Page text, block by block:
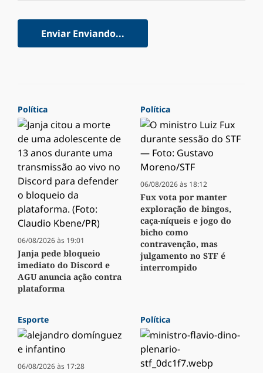
Enviar Enviando...
Política
06/08/2026 às 19:01
Janja pede bloqueio
imediato do Discord e
AGU anuncia ação contra
plataforma
Política
06/08/2026 às 18:12
Fux vota por manter
exploração de bingos,
caça-níqueis e jogo do
bicho como
contravenção, mas
julgamento no STF é
interrompido
Esporte
06/08/2026 às 17:28
Política